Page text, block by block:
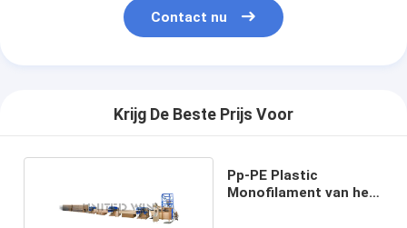
Contact nu
Krijg De Beste Prijs Voor
Pp-PE Plastic
Monofilament van het